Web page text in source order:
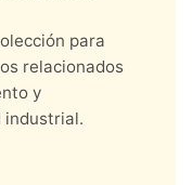
para
relacionados
y
industrial.